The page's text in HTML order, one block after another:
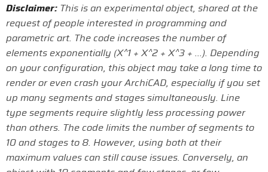
Disclaimer: This is an experimental object, shared at the
request of people interested in programming and
parametric art. The code increases the number of
elements exponentially (X^1 + X^2 + X^3 + ...). Depending
on your configuration, this object may take a long time to
render or even crash your ArchiCAD, especially if you set
up many segments and stages simultaneously. Line
type segments require slightly less processing power
than others. The code limits the number of segments to
10 and stages to 8. However, using both at their
maximum values can still cause issues. Conversely, an